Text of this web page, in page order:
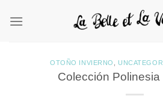
OTOÑO INVIERNO
Colección